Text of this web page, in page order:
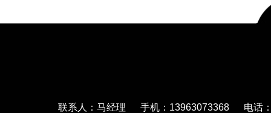
联系人：马经理 手机：13963073368 电话